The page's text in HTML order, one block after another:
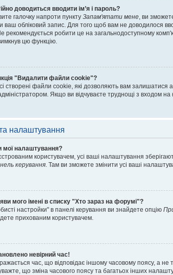
доводиться вводити ім’я і пароль?
галочку напроти пункту Запам'ятати мене , ви
ваш обліковий запис. Для того щоб вам не доводилося
рекомендується робити це на загальнодоступному
цю функцію.
"Видалити файли cookie"?
створені файли cookie, які дозволяють вам залишатися
Якщо ви відчуваєте труднощі з входом
налаштування
мої налаштування?
користувачем, усі ваші налаштування
керування . Там ви зможете змінити усі ваші
мого імені в списку "Хто зараз на форумі"?
настройки" в панелі керування ви знайдете опцію
прихованим користувачем.
невірний час!
час, що відповідає іншому часовому поясу, а
що зміна часового поясу та багатьох інших